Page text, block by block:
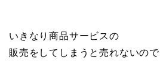
いきなり商品サービスの
販売をしてしまうと売れないので